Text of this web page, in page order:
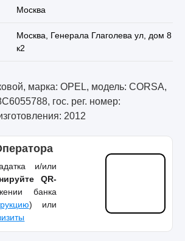
Москва
Москва, Генерала Глаголева ул, дом 8
к2
марка: OPEL, модель: CORSA,
гос. рег. номер:
2012
и/или
QR-
банка
) или